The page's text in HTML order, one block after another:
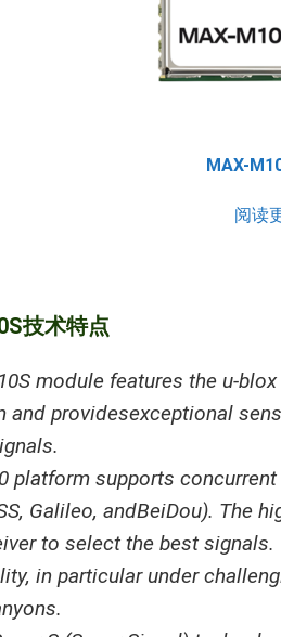
MAX-
阅读
技术特点
module features the u-
and providesexceptional
platform supports
Galileo, andBeiDou). The
to select the best
in particular under